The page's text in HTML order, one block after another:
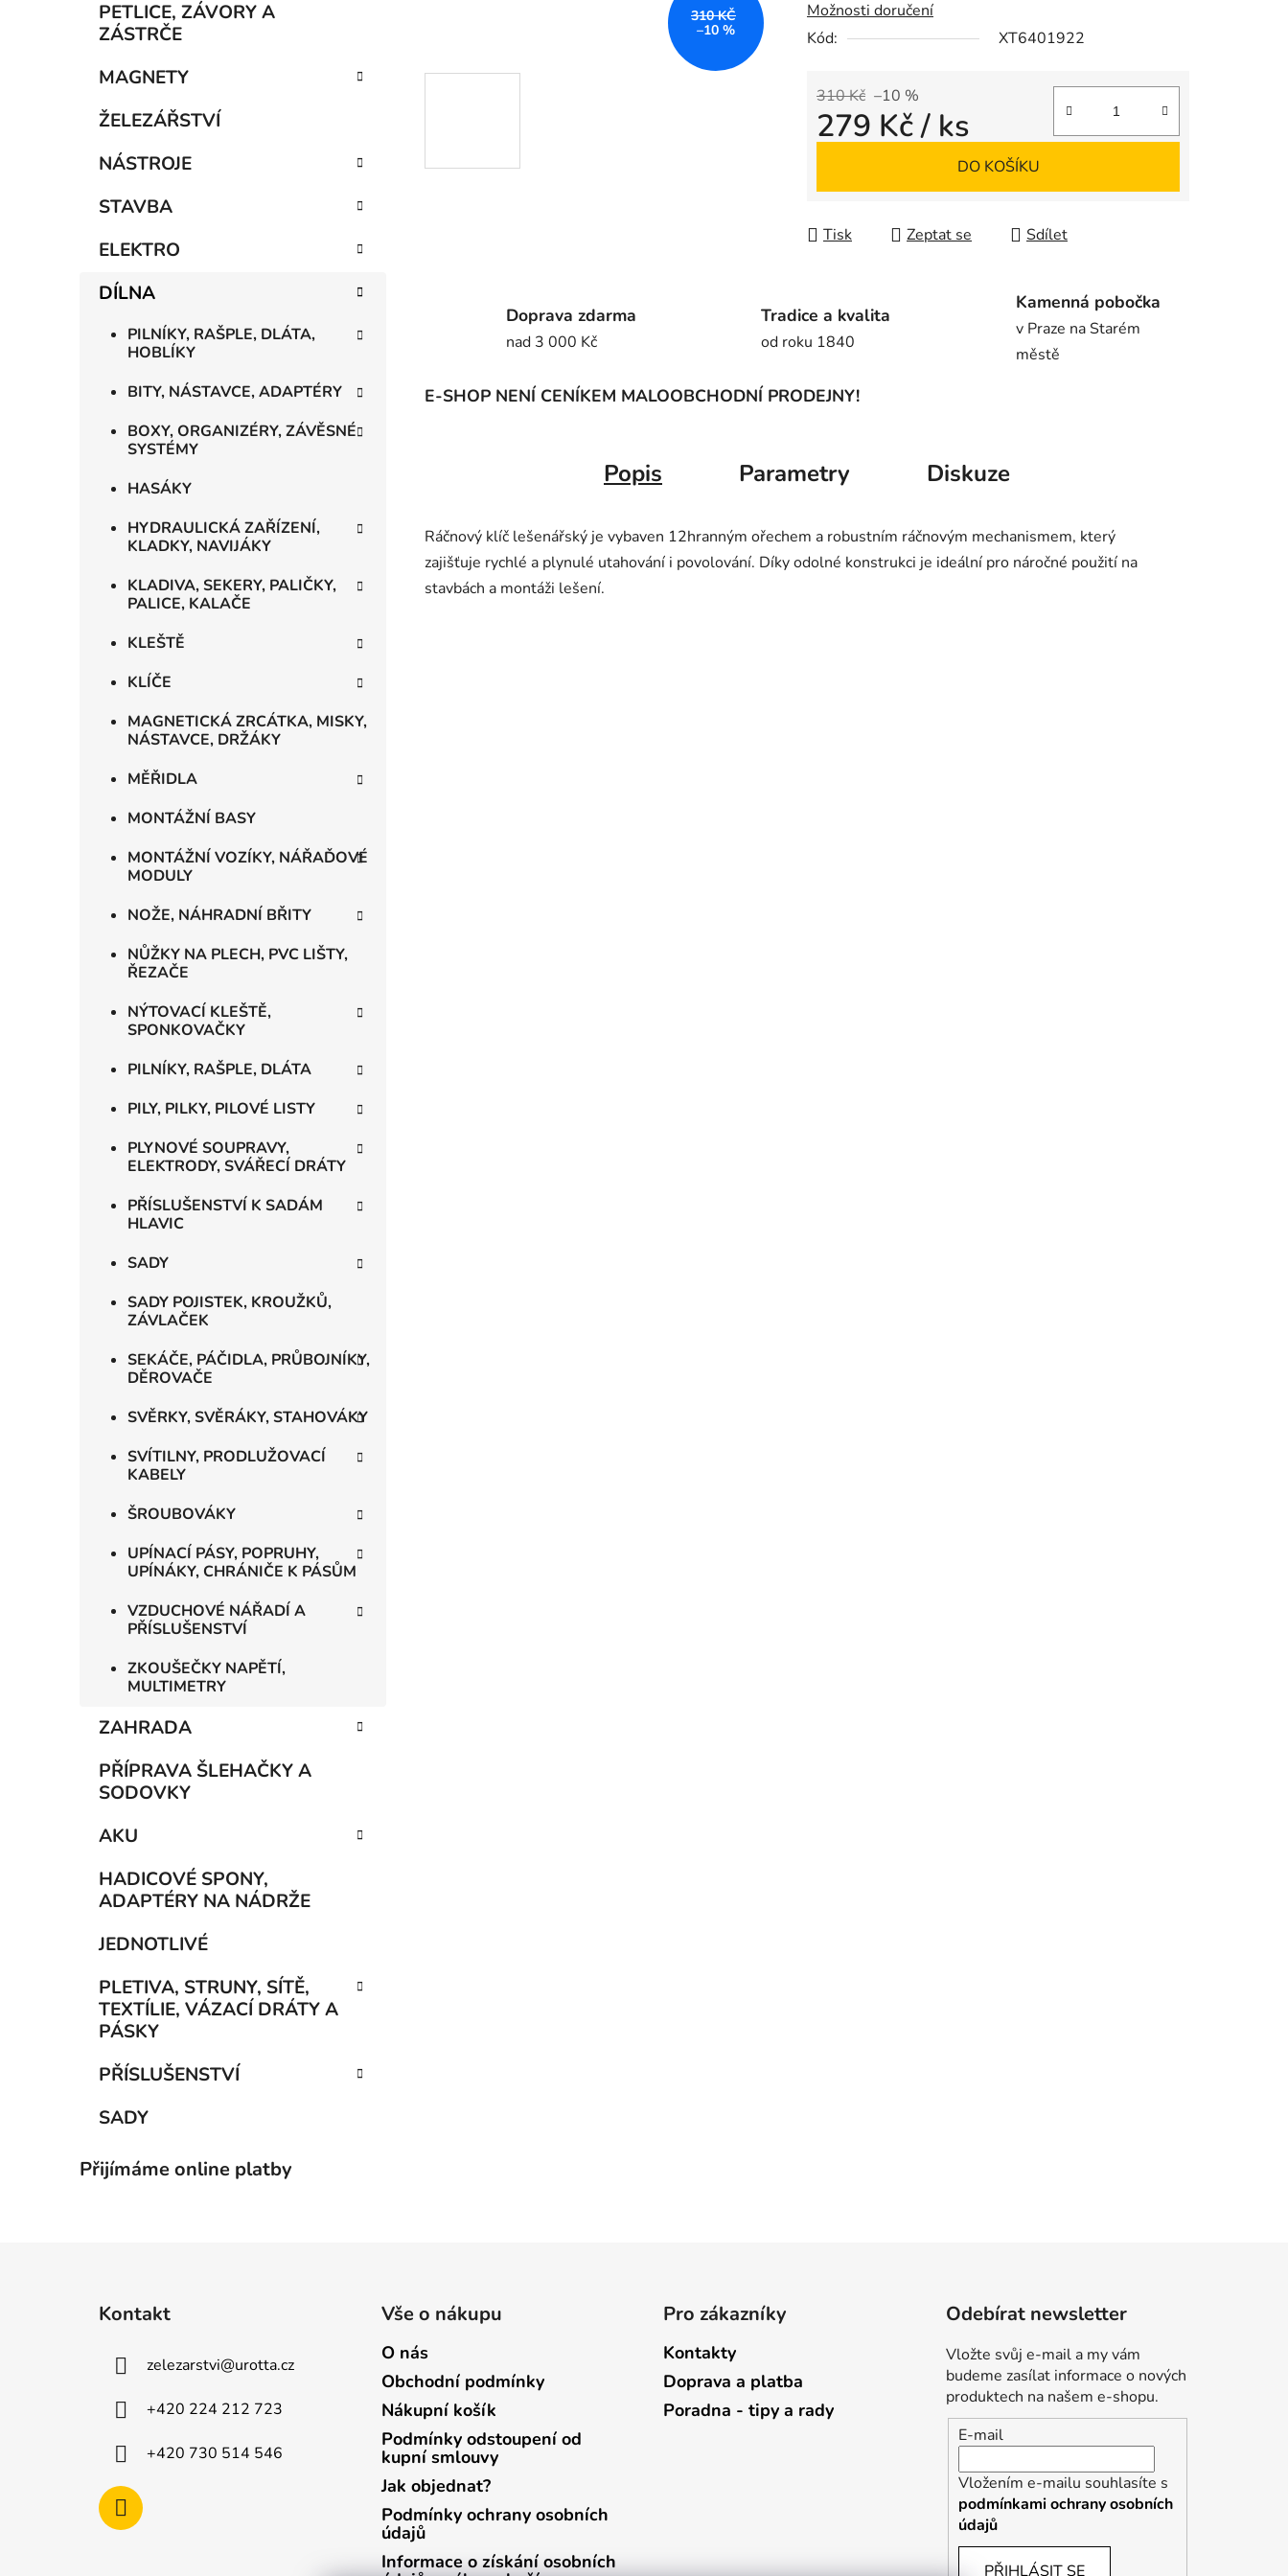
PETLICE, ZÁVORY A
ZÁSTRČE
MAGNETY
ŽELEZÁŘSTVÍ
NÁSTROJE
STAVBA
ELEKTRO
DÍLNA
PILNÍKY, RAŠPLE, DLÁTA,
HOBLÍKY
BITY, NÁSTAVCE, ADAPTÉRY
BOXY, ORGANIZÉRY, ZÁVĚSNÉ
SYSTÉMY
HASÁKY
HYDRAULICKÁ ZAŘÍZENÍ,
KLADKY, NAVIJÁKY
KLADIVA, SEKERY, PALIČKY,
PALICE, KALAČE
KLEŠTĚ
KLÍČE
MAGNETICKÁ ZRCÁTKA, MISKY,
NÁSTAVCE, DRŽÁKY
MĚŘIDLA
MONTÁŽNÍ BASY
MONTÁŽNÍ VOZÍKY, NÁŘAĎOVÉ
MODULY
NOŽE, NÁHRADNÍ BŘITY
NŮŽKY NA PLECH, PVC LIŠTY,
ŘEZAČE
NÝTOVACÍ KLEŠTĚ,
SPONKOVAČKY
PILNÍKY, RAŠPLE, DLÁTA
PILY, PILKY, PILOVÉ LISTY
PLYNOVÉ SOUPRAVY,
ELEKTRODY, SVÁŘECÍ DRÁTY
PŘÍSLUŠENSTVÍ K SADÁM
HLAVIC
SADY
SADY POJISTEK, KROUŽKŮ,
ZÁVLAČEK
SEKÁČE, PÁČIDLA, PRŮBOJNÍKY,
DĚROVAČE
SVĚRKY, SVĚRÁKY, STAHOVÁKY
SVÍTILNY, PRODLUŽOVACÍ
KABELY
ŠROUBOVÁKY
UPÍNACÍ PÁSY, POPRUHY,
UPÍNÁKY, CHRÁNIČE K PÁSŮM
VZDUCHOVÉ NÁŘADÍ A
PŘÍSLUŠENSTVÍ
ZKOUŠEČKY NAPĚTÍ,
MULTIMETRY
ZAHRADA
PŘÍPRAVA ŠLEHAČKY A
SODOVKY
AKU
HADICOVÉ SPONY,
ADAPTÉRY NA NÁDRŽE
JEDNOTLIVÉ
PLETIVA, STRUNY, SÍTĚ,
TEXTÍLIE, VÁZACÍ DRÁTY A
PÁSKY
PŘÍSLUŠENSTVÍ
SADY
Přijímáme online platby
z
5
Možnosti doručení
Kód:
XT6401922
310 Kč –10 %
279 Kč/ ks
DO KOŠÍKU
Tisk Zeptat se Sdílet
310 KČ
–10 %
Doprava zdarma
nad 3 000 Kč
Tradice a kvalita
od roku 1840
Kamenná pobočka
v Praze na Starém
městě
E-SHOP NENÍ CENÍKEM MALOOBCHODNÍ PRODEJNY!
Popis Parametry Diskuze
Ráčnový klíč lešenářský je vybaven 12hranným ořechem a robustním ráčnovým mechanismem, který
zajišťuje rychlé a plynulé utahování i povolování. Díky odolné konstrukci je ideální pro náročné použití na
stavbách a montáži lešení.
Kontakt
zelezarstvi@urotta.cz
+420 224 212 723
+420 730 514 546
Vše o nákupu
O nás
Obchodní podmínky
Nákupní košík
Podmínky odstoupení od
kupní smlouvy
Jak objednat?
Podmínky ochrany osobních
údajů
Informace o získání osobních
Pro zákazníky
Kontakty
Doprava a platba
Poradna - tipy a rady
Odebírat newsletter
Vložte svůj e-mail a my vám
budeme zasílat informace o nových
produktech na našem e-shopu.
E-mail
Vložením e-mailu souhlasíte s
podmínkami ochrany osobních
údajů
PŘIHLÁSIT SE